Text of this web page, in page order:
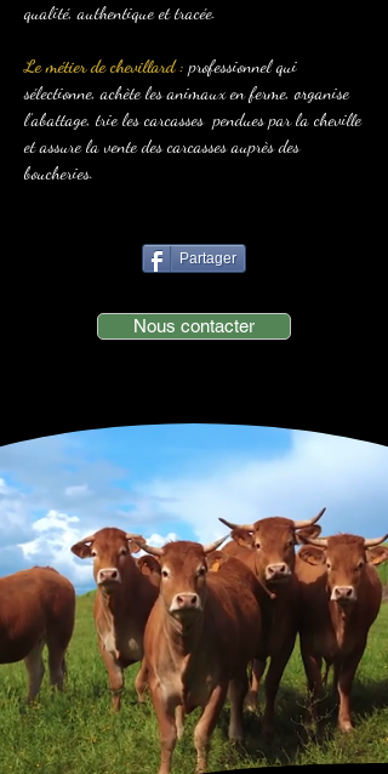
qualité, authentique et tracée.
Le métier de chevillard : professionnel qui
sélectionne, achète les animaux en ferme, organise
l’abattage, trie les carcasses pendues par la cheville
et assure la vente des carcasses auprès des
boucheries.
Partager
Nous contacter